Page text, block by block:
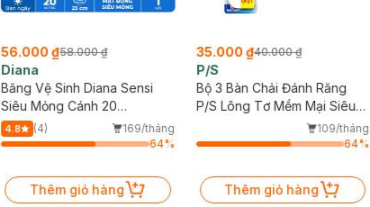
56.000 ₫58.000 ₫
Diana
Băng Vệ Sinh Diana Sensi
Siêu Mỏng Cánh 20
Miếng/Gói
4.8 (4)
169/tháng
64%
Thêm giỏ hàng
35.000 ₫40.000 ₫
P/S
Bộ 3 Bàn Chải Đánh Răng
P/S Lông Tơ Mềm Mại Siêu
109/tháng
64%
Thêm giỏ hàng